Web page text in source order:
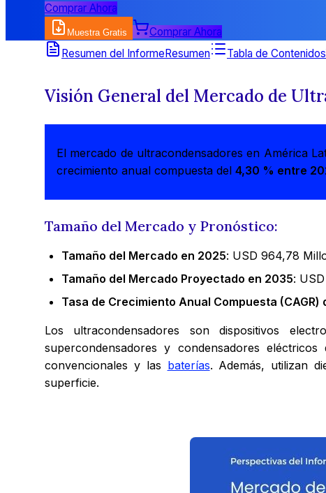
Comprar Ahora
Muestra Gratis
Comprar Ahora
Resumen del InformeResumen Tabla de Contenidos
Visión General del Mercado de
El mercado de ultracondensadores en América
crecimiento anual compuesta del4,30 % entre
Tamaño del Mercado y Pronóstico:
Tamaño del Mercado en 2025: USD 964,78
Tamaño del Mercado Proyectado en 2035:
Tasa de Crecimiento Anual Compuesta (CAGR)
Los ultracondensadores son dispositivos
supercondensadores y condensadores
convencionales y las baterías. Además, utilizan
superficie.